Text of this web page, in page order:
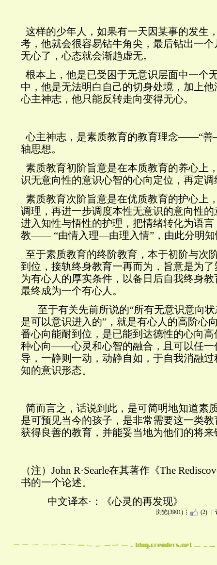
这样的少年人，如果有一天因某事的发生
考，他就会很容易钻牛角尖，最后钻出一
无心了，心态就会渐趋虚无。
根本上，他是已受困于无意识层面中一个
中，他是无法明白自己的切身处境，加上
心主神志，他只能反转走向变得无心。
心主神志，是素质教育的教育理念——“
轴思想。
素质教育初阶旨意是在本质教育的养心上
识无意向性的意识心智的心向定位，再定
素质教育次阶旨意是在优质教育的护心上
调理，再进一步调度本性无意识的意向性
进入知性与悟性的护理，把情绪转化为语
教—— “由情入理—由理入情”，由此分明
至于素质教育的终阶教育，本于初阶与次
到位，接轨终身教育一再而为，旨意是为
为有心人的厚实条件，以备日后自我终身
最终成为一个有心人。
至于有关先前所说的“所有无意识意向状
是可以意识进入的”，就是有心人的高阶心
番心向能耐到位，是已能到达德性的心向
种心向——心灵和心智的融合，且可以任一
导，一静则一动，动静自如，于自我消融
知的意识形态。
简而言之，话说到此，是可简明地知道素
是可预见当今的孩子，是非常需要这一类
获得良善的教育，并能妥当地为他们的将
（注） John R·Searle在其著作《The
书的一个论述。
中文译本·：《心灵的再发现》
浏览(3901) (2)